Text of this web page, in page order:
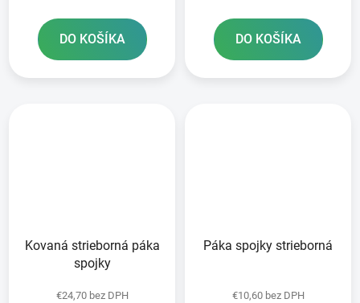
DO KOŠÍKA DO KOŠÍKA
Kovaná strieborná páka
spojky
€24,70 bez DPH
Páka spojky strieborná
€10,60 bez DPH